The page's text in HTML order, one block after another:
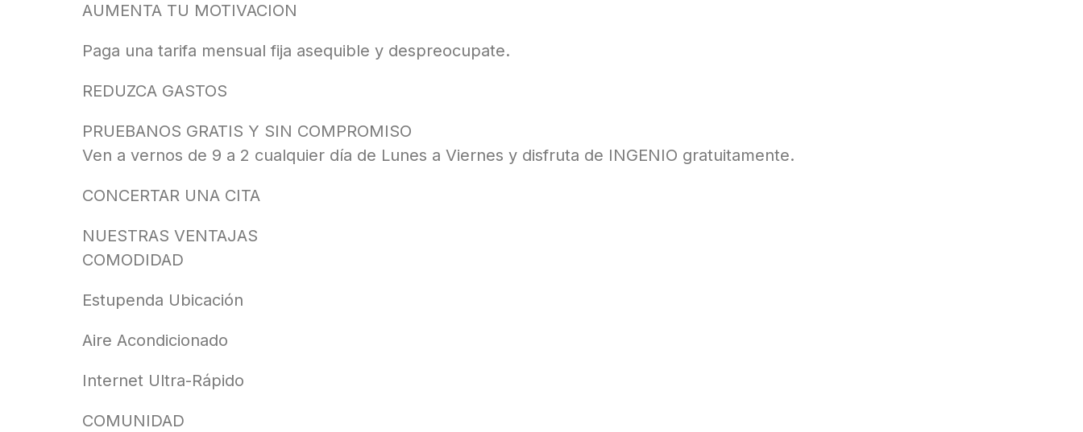
AUMENTA TU MOTIVACION
Paga una tarifa mensual fija asequible y despreocupate.
REDUZCA GASTOS
PRUEBANOS GRATIS Y SIN COMPROMISO
Ven a vernos de 9 a 2 cualquier día de Lunes a Viernes y disfruta de INGENIO gratuitamente.
CONCERTAR UNA CITA
NUESTRAS VENTAJAS
COMODIDAD
Estupenda Ubicación
Aire Acondicionado
Internet Ultra-Rápido
COMUNIDAD